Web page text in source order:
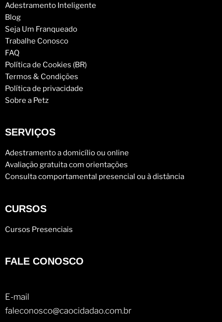
Adestramento Inteligente
Blog
Seja Um Franqueado
Trabalhe Conosco
FAQ
Política de Cookies (BR)
Termos & Condições
Política de privacidade
Sobre a Petz
SERVIÇOS
Adestramento a domicílio ou online
Avaliação gratuita com orientações
Consulta comportamental presencial ou à distância
CURSOS
Cursos Presenciais
FALE CONOSCO
E-mail
faleconosco@caocidadao.com.br